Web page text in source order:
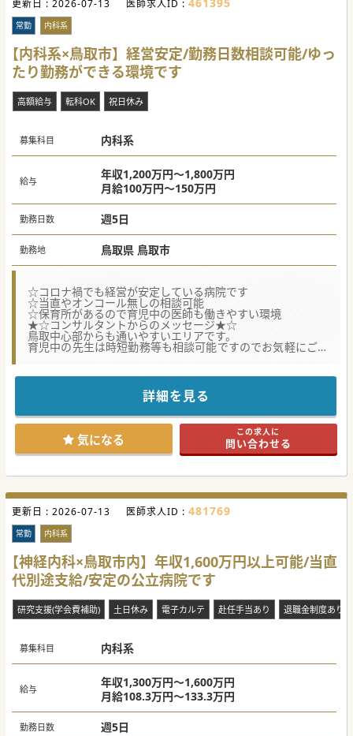
更新日 : 2026-07-13 医師求人ID :
常勤 内科系
【内科系×鳥取市】経営安定/勤務日数相談可能/ゆっ
たり勤務ができる環境です
高額給与 転科OK 祝日休み
募集科目 内科系
給与
年収1,200万円～1,800万円
月給100万円～150万円
勤務日数 週5日
勤務地 鳥取県 鳥取市
☆コロナ禍でも経営が安定している病院です
☆当直やオンコール無しの相談可能
☆保育所があるので育児中の医師も働きやすい環境
★☆コンサルタントからのメッセージ★☆
鳥取中心部からも通いやすいエリアです。
育児中の先生は時短勤務等も相談可能ですのでお気軽にご相
談ください。
詳細を見る
気になる この求人に
問い合わせる
更新日 : 2026-07-13 医師求人ID : 481769
常勤 内科系
【神経内科×鳥取市内】年収1,600万円以上可能/当直
代別途支給/安定の公立病院です
研究支援(学会費補助) 土日休み 電子カルテ 赴任手当あり 退職金制度あり
募集科目 内科系
給与
年収1,300万円～1,600万円
月給108.3万円～133.3万円
勤務日数 週5日